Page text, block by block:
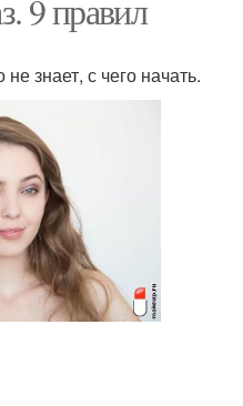
9 правил
знает, с чего начать.